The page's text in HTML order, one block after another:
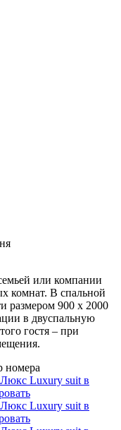
или компании
комнат. В спальной
размером 900 х 2000
в двуспальную
гостя – при